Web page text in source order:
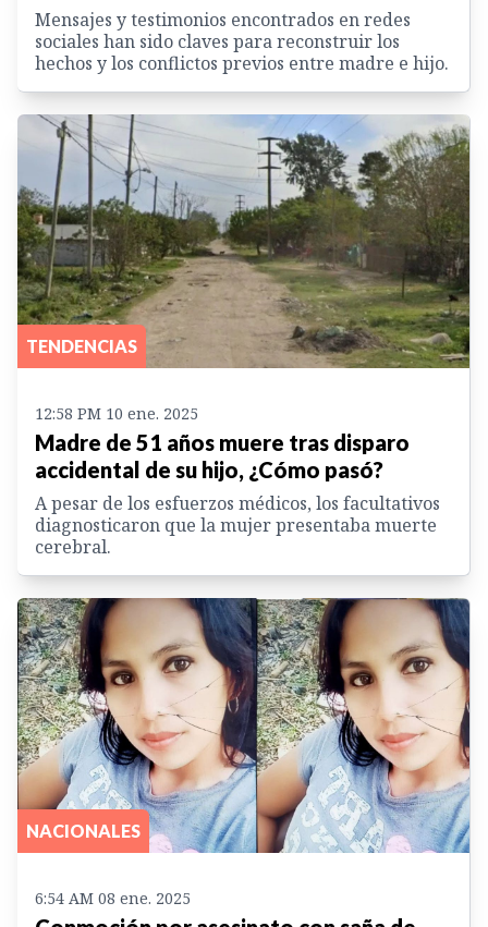
Mensajes y testimonios encontrados en redes
sociales han sido claves para reconstruir los
hechos y los conflictos previos entre madre e hijo.
TENDENCIAS
12:58 PM 10 ene. 2025
Madre de 51 años muere tras disparo
accidental de su hijo, ¿Cómo pasó?
A pesar de los esfuerzos médicos, los facultativos
diagnosticaron que la mujer presentaba muerte
cerebral.
NACIONALES
6:54 AM 08 ene. 2025